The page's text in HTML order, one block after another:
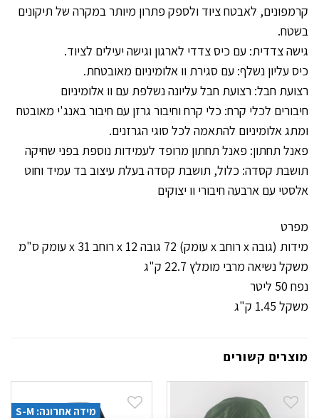
קרמפונים, לאבטח ציוד ולספק פתרון מיותר במקרה של תיקונים
בשטח.
גישה צדדית: עם כיס צדדי לארגון וגישה יעילים לציוד.
כיס עליון נשלף: עם סגירת וו אלומיניום מאובטחת.
רצועת חבל: רצועת חבל עליונה נשלפת עם וו אלומיניום
חיבורים לכלי קרח: כלי קרח וחיבור גרזן עם חיבור באנג'י מאובטח
ומתג אלומיניום להתאמה לכל סוגי הגרזנים.
פאנל תחתון: פאנל תחתון מרופד לעמידות נוספת בפני שחיקה
תושבת קסדה: כלול, תושבת קסדה בעלת עיצוב בד עמיד וחוט
אלסטי עם ארבעה חיבורי וו יצוקים
מפרט
מידות (גובה x רוחב x עומק) 72 גובה x 12 רוחב x 31 עומק ס"מ
משקל נשיאה מרבי מומלץ 22.7 ק"ג
נפח 50 ליטר
משקל 1.45 ק"ג
מוצרים קשורים
מידה אחרונה: S-M